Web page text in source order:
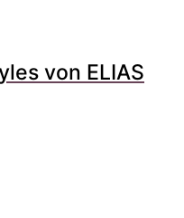
von ELIAS